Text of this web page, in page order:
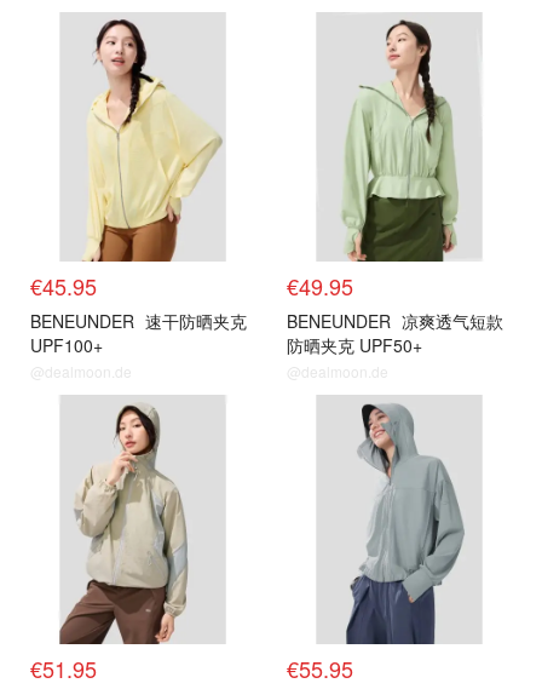
€45.95
BENEUNDER 速干防晒夹克
UPF100+
@dealmoon.de
€49.95
BENEUNDER 凉爽透气短款
防晒夹克 UPF50+
@dealmoon.de
€51.95 €55.95